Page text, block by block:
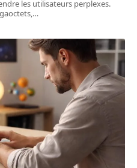
les utilisateurs perplexes.
…